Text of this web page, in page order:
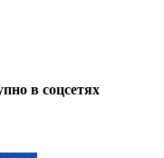
в соцсетях